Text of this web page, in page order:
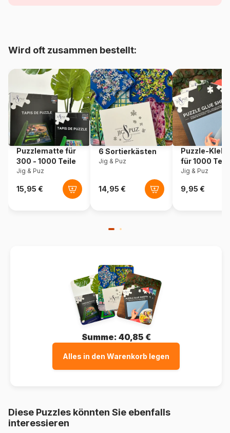
625012470377
Teileanzahl 350 Teile
Maße 49 x 67 cm
Wird oft zusammen bestellt:
Puzzlematte für
300 - 1000 Teile
Jig & Puz
6 Sortierkästen
Jig & Puz
Puzzle-
für 1000
Jig & Puz
Summe: 40,85 €
Alles in den Warenkorb legen
Diese Puzzles könnten Sie ebenfalls
interessieren